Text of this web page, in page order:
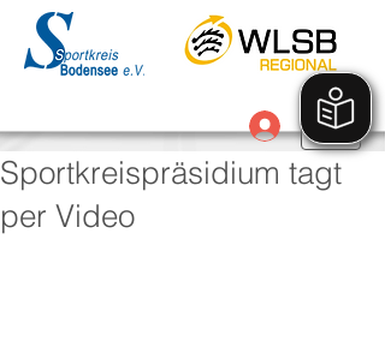
Anmelden
Sportkreispräsidium tagt
per Video